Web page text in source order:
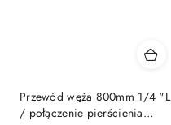
Przewód węża 800mm 1/4 "L
/ połączenie pierścienia